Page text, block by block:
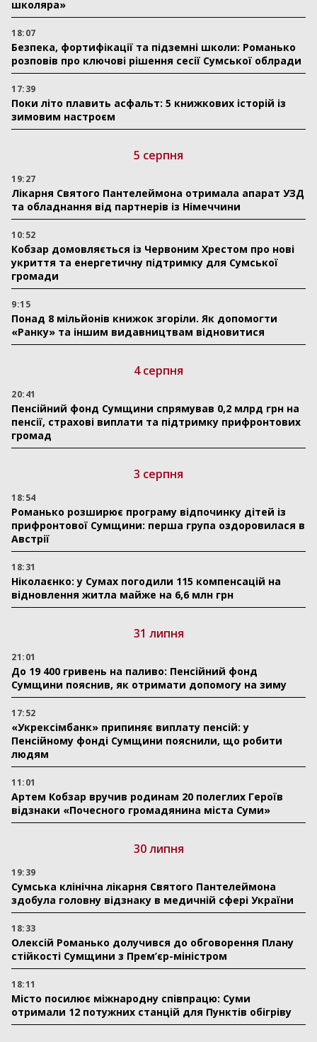
школяра»
18:07
Безпека, фортифікації та підземні школи: Романько
розповів про ключові рішення сесії Сумської облради
17:39
Поки літо плавить асфальт: 5 книжкових історій із
зимовим настроєм
5 серпня
19:27
Лікарня Святого Пантелеймона отримала апарат УЗД
та обладнання від партнерів із Німеччини
10:52
Кобзар домовляється із Червоним Хрестом про нові
укриття та енергетичну підтримку для Сумської
громади
9:15
Понад 8 мільйонів книжок згоріли. Як допомогти
«Ранку» та іншим видавництвам відновитися
4 серпня
20:41
Пенсійний фонд Сумщини спрямував 0,2 млрд грн на
пенсії, страхові виплати та підтримку прифронтових
громад
3 серпня
18:54
Романько розширює програму відпочинку дітей із
прифронтової Сумщини: перша група оздоровилася в
Австрії
18:31
Ніколаєнко: у Сумах погодили 115 компенсацій на
відновлення житла майже на 6,6 млн грн
31 липня
21:01
До 19 400 гривень на паливо: Пенсійний фонд
Сумщини пояснив, як отримати допомогу на зиму
17:52
«Укрексімбанк» припиняє виплату пенсій: у
Пенсійному фонді Сумщини пояснили, що робити
людям
11:01
Артем Кобзар вручив родинам 20 полеглих Героїв
відзнаки «Почесного громадянина міста Суми»
30 липня
19:39
Сумська клінічна лікарня Святого Пантелеймона
здобула головну відзнаку в медичній сфері України
18:33
Олексій Романько долучився до обговорення Плану
стійкості Сумщини з Прем’єр-міністром
18:11
Місто посилює міжнародну співпрацю: Суми
отримали 12 потужних станцій для Пунктів обігріву